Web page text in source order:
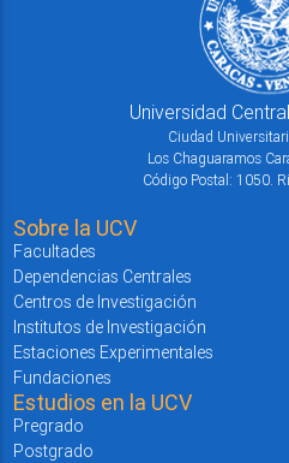
Universidad
Ciudad
Los Chaguaramos
Código Postal: 1050.
Sobre la UCV
Facultades
Dependencias Centrales
Centros de Investigación
Institutos de Investigación
Estaciones Experimentales
Fundaciones
Estudios en la UCV
Pregrado
Postgrado